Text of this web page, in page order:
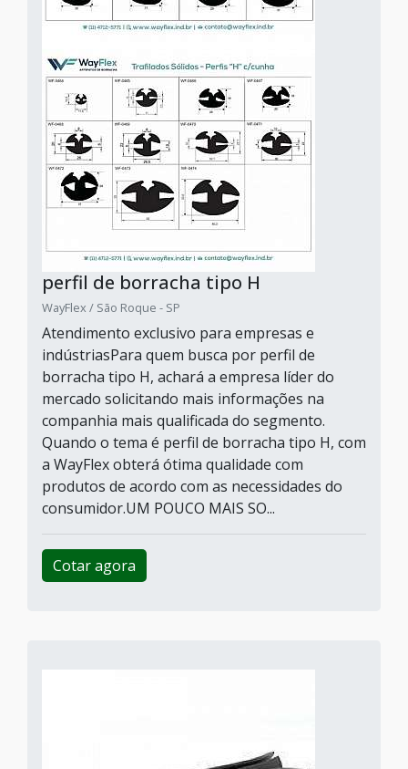
perfil de borracha tipo H
WayFlex / São Roque - SP
Atendimento exclusivo para empresas e
indústriasPara quem busca por perfil de
borracha tipo H, achará a empresa líder do
mercado solicitando mais informações na
companhia mais qualificada do segmento.
Quando o tema é perfil de borracha tipo H, com
a WayFlex obterá ótima qualidade com
produtos de acordo com as necessidades do
consumidor.UM POUCO MAIS SO...
Cotar agora